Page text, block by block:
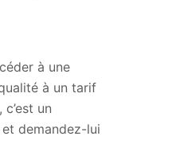
à une
à un tarif
un
demandez-lui